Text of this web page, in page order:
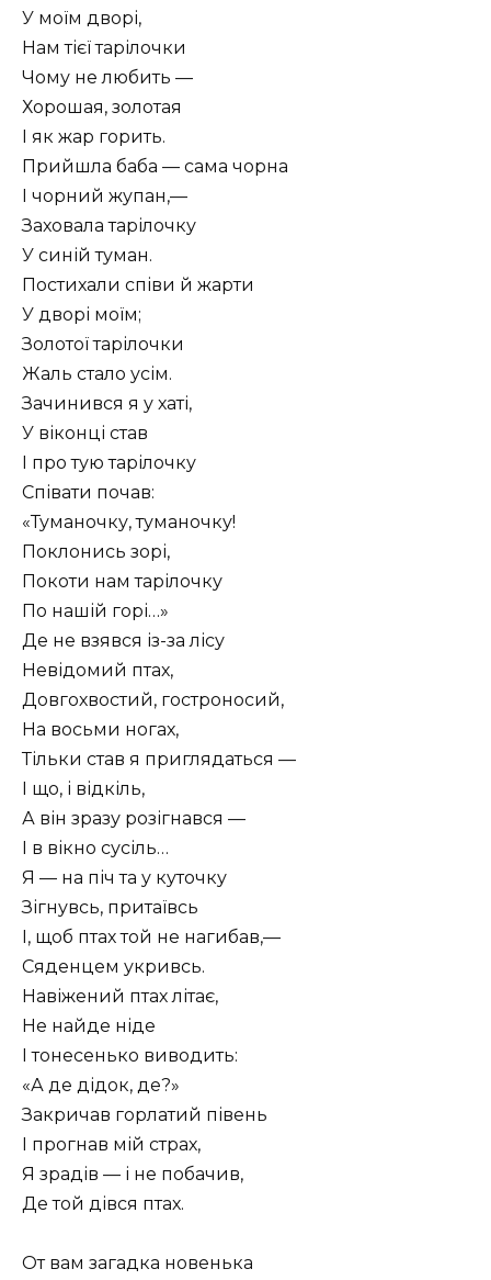
У моїм дворі,
Нам тієї тарілочки
Чому не любить —
Хорошая, золотая
І як жар горить.
Прийшла баба — сама чорна
І чорний жупан,—
Заховала тарілочку
У синій туман.
Постихали співи й жарти
У дворі моїм;
Золотої тарілочки
Жаль стало усім.
Зачинився я у хаті,
У віконці став
І про тую тарілочку
Співати почав:
«Туманочку, туманочку!
Поклонись зорі,
Покоти нам тарілочку
По нашій горі…»
Де не взявся із-за лісу
Невідомий птах,
Довгохвостий, гостроносий,
На восьми ногах,
Тільки став я приглядаться —
І що, і відкіль,
А він зразу розігнався —
І в вікно сусіль…
Я — на піч та у куточку
Зігнувсь, притаївсь
І, щоб птах той не нагибав,—
Сяденцем укривсь.
Навіжений птах літає,
Не найде ніде
І тонесенько виводить:
«А де дідок, де?»
Закричав горлатий півень
І прогнав мій страх,
Я зрадів — і не побачив,
Де той дівся птах.
От вам загадка новенька